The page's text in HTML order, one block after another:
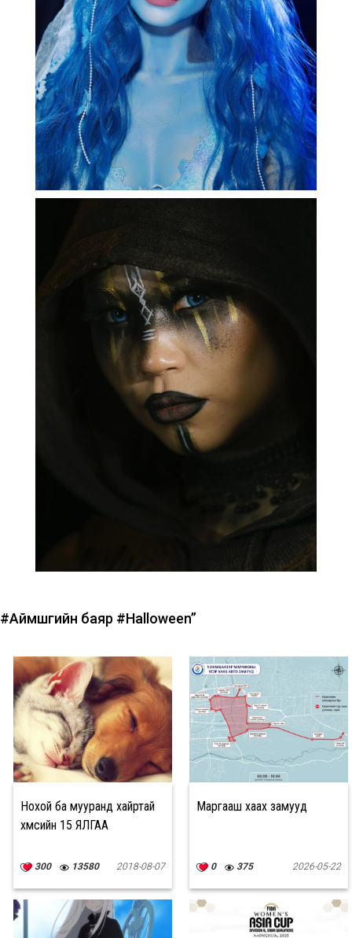
#Аймшгийн баяр #Halloween”
Нохой ба мууранд хайртай
хүмүүсийн 15 ЯЛГАА
300 13580 2018-08-07
Маргааш хаах замууд
0 375 2026-05-22